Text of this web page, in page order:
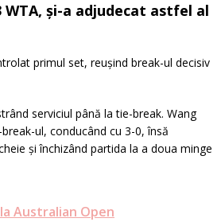
WTA, și-a adjudecat astfel al
primul set, reușind break-ul decisiv
serviciul până la tie-break. Wang
ul, conducând cu 3-0, însă
și închizând partida la a doua minge
Australian Open